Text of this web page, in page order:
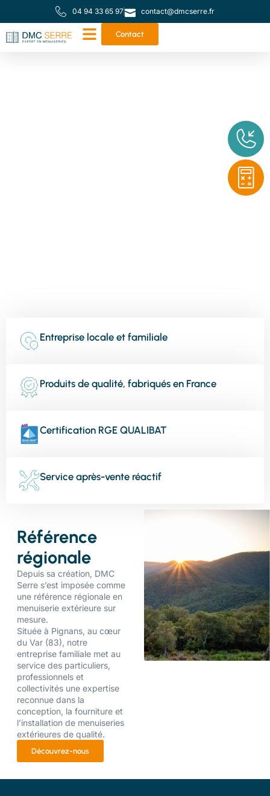
04 94 33 65 97 contact@dmcserre.fr
Contact
Votre partenaire de
proximité pour toutes
Entreprise locale et familiale
Produits de qualité, fabriqués en France
Certification RGE QUALIBAT
Service après-vente réactif
Référence
régionale
Depuis sa création, DMC
Serre s’est imposée comme
une référence régionale en
menuiserie extérieure sur
mesure.
Située à Pignans, au cœur
du Var (83), notre
entreprise familiale met au
service des particuliers,
professionnels et
collectivités une expertise
reconnue dans la
conception, la fourniture et
l’installation de menuiseries
extérieures de qualité.
Découvrez-nous